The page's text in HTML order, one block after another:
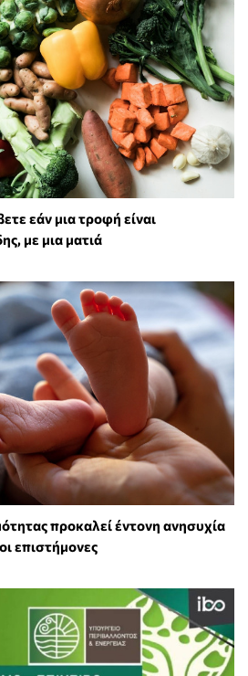
εάν μια τροφή είναι
με μια ματιά
προκαλεί έντονη ανησυχία
επιστήμονες